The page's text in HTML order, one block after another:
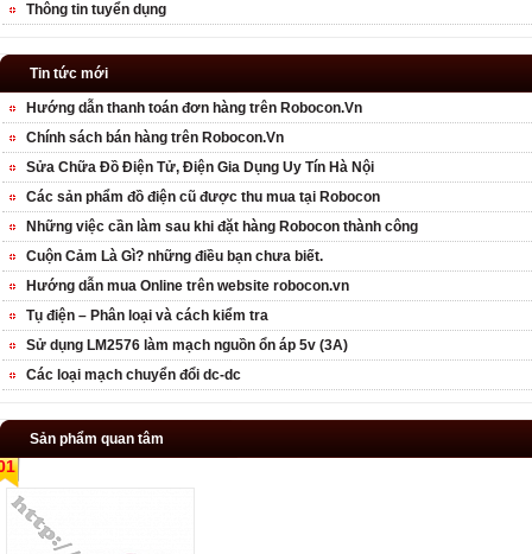
Thông tin tuyển dụng
Tin tức mới
Hướng dẫn thanh toán đơn hàng trên Robocon.Vn
Chính sách bán hàng trên Robocon.Vn
Sửa Chữa Đồ Điện Tử, Điện Gia Dụng Uy Tín Hà Nội
Các sản phẩm đồ điện cũ được thu mua tại Robocon
Những việc cần làm sau khi đặt hàng Robocon thành công
Cuộn Cảm Là Gì? những điều bạn chưa biết.
Hướng dẫn mua Online trên website robocon.vn
Tụ điện – Phân loại và cách kiểm tra
Sử dụng LM2576 làm mạch nguồn ổn áp 5v (3A)
Các loại mạch chuyển đổi dc-dc
Sản phẩm quan tâm